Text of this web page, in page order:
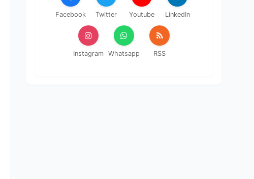
Facebook Twitter Youtube LinkedIn
Instagram Whatsapp RSS